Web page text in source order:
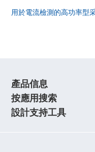
用於電流檢測的高功率型
產品信息
按應用搜索
設計支持工具